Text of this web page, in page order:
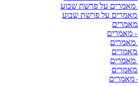
מאמרים על פרשת שבוע
מאמרים על פרשת שבוע
מאמרים
מאמרים
מאמרים
מאמרים
מאמרים